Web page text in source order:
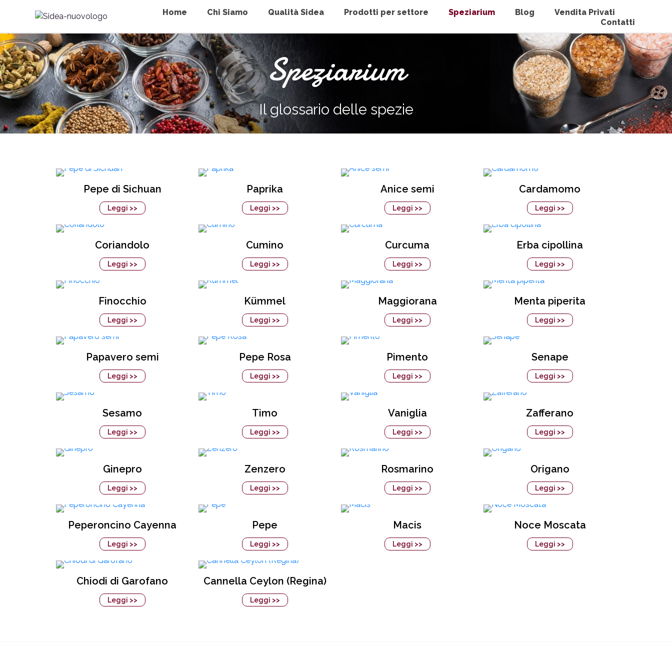
Home Chi Siamo Qualità Sidea Prodotti per settore Speziarium Blog
Vendita Privati
Contatti
Speziarium
Il glossario delle spezie
Pepe di Sichuan
Leggi >>
Paprika
Leggi >>
Anice semi
Leggi >>
Cardamomo
Leggi >>
Coriandolo
Leggi >>
Cumino
Leggi >>
Curcuma
Leggi >>
Erba cipollina
Leggi >>
Finocchio
Leggi >>
Kümmel
Leggi >>
Maggiorana
Leggi >>
Menta piperita
Leggi >>
Papavero semi
Leggi >>
Pepe Rosa
Leggi >>
Pimento
Leggi >>
Senape
Leggi >>
Sesamo
Leggi >>
Timo
Leggi >>
Vaniglia
Leggi >>
Zafferano
Leggi >>
Ginepro
Leggi >>
Zenzero
Leggi >>
Rosmarino
Leggi >>
Origano
Leggi >>
Peperoncino Cayenna
Leggi >>
Pepe
Leggi >>
Macis
Leggi >>
Noce Moscata
Leggi >>
Chiodi di Garofano
Leggi >>
Cannella Ceylon (Regina)
Leggi >>